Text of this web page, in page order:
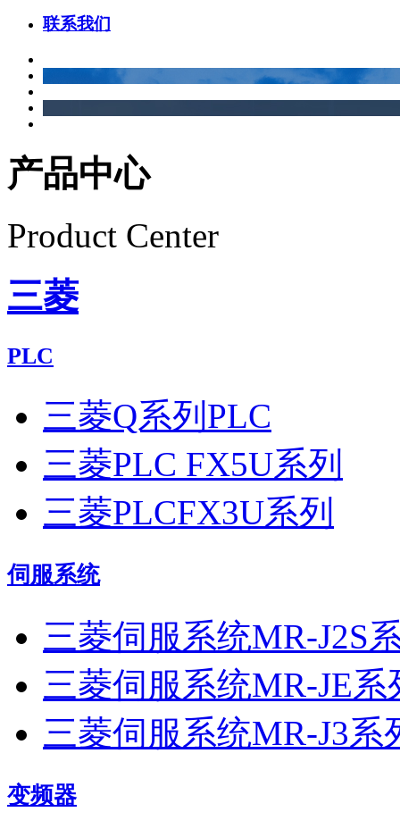
联系我们
产品中心
Product Center
三菱
PLC
三菱Q系列PLC
三菱PLC FX5U系列
三菱PLCFX3U系列
伺服系统
三菱伺服系统MR-J2S
三菱伺服系统MR-JE系
三菱伺服系统MR-J3系
变频器